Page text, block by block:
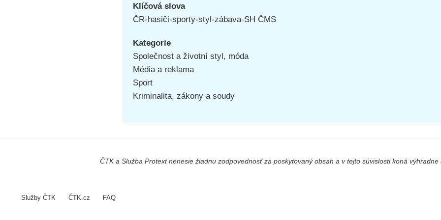
Klíčová slova
ČR-hasiči-sporty-styl-zábava-SH ČMS
Kategorie
Společnost a životní styl, móda
Média a reklama
Sport
Kriminalita, zákony a soudy
ČTK a Služba Protext nenesie žiadnu zodpovednosť za poskytovaný obsah a v tejto súvislosti koná
Služby ČTK ČTK.cz FAQ